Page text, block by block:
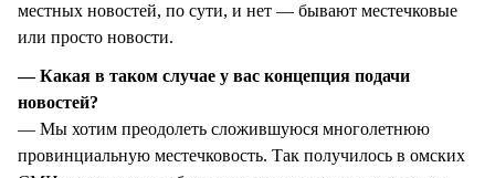
местных новостей, по сути, и нет — бывают местечковые
или просто новости.
— Какая в таком случае у вас концепция подачи
новостей?
— Мы хотим преодолеть сложившуюся многолетнюю
провинциальную местечковость. Так получилось в омских